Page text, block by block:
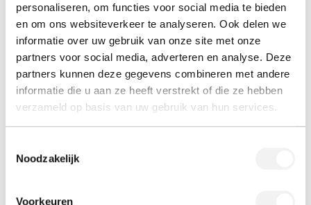
personaliseren, om functies voor social media te bieden
en om ons websiteverkeer te analyseren. Ook delen we
informatie over uw gebruik van onze site met onze
partners voor social media, adverteren en analyse. Deze
partners kunnen deze gegevens combineren met andere
informatie die u aan ze heeft verstrekt of die ze hebben
verzameld op basis van uw gebruik van hun services.
Noodzakelijk
Voorkeuren
Parasolvoet
Solide zonder elegantie te verliezen.
Parasolvoet